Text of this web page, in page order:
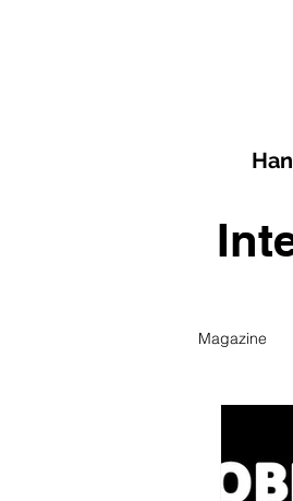
Magazine